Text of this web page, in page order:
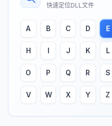
快速定位DLL文件
A B C D E
H I J K L
O P Q R S
V W X Y Z